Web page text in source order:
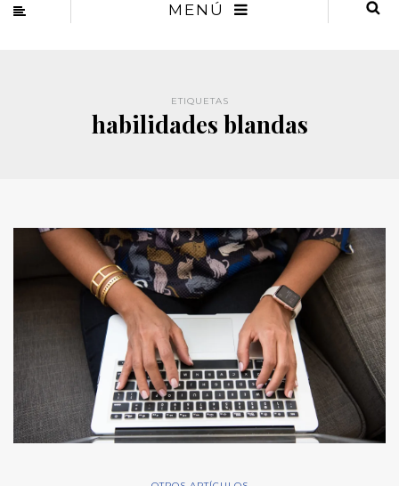
MENÚ
ETIQUETAS
habilidades blandas